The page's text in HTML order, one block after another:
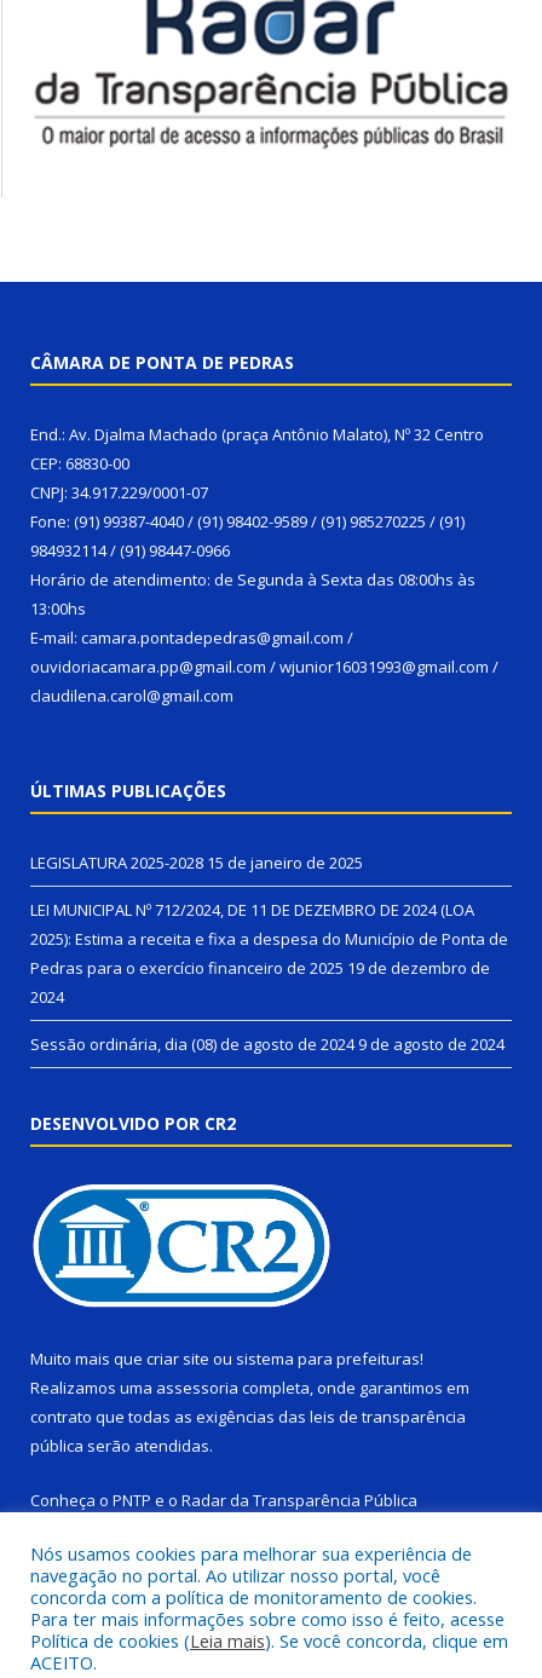
CÂMARA DE PONTA DE PEDRAS
End.: Av. Djalma Machado (praça Antônio Malato), Nº 32 Centro
CEP: 68830-00
CNPJ: 34.917.229/0001-07
Fone: (91) 99387-4040 / (91) 98402-9589 / (91) 985270225 / (91)
984932114 / (91) 98447-0966
Horário de atendimento: de Segunda à Sexta das 08:00hs às
13:00hs
E-mail: camara.pontadepedras@gmail.com /
ouvidoriacamara.pp@gmail.com / wjunior16031993@gmail.com /
claudilena.carol@gmail.com
ÚLTIMAS PUBLICAÇÕES
LEGISLATURA 2025-2028 15 de janeiro de 2025
LEI MUNICIPAL Nº 712/2024, DE 11 DE DEZEMBRO DE 2024 (LOA
2025): Estima a receita e fixa a despesa do Município de Ponta de
Pedras para o exercício financeiro de 2025 19 de dezembro de
2024
Sessão ordinária, dia (08) de agosto de 20249 de agosto de 2024
DESENVOLVIDO POR CR2
Muito mais que criar site ou sistema para prefeituras!
Realizamos uma assessoria completa, onde garantimos em
contrato que todas as exigências das leis de transparência
pública serão atendidas.
Conheça o PNTP e o Radar da Transparência Pública
Todos os direitos reservados a Câmara Municipal de Ponta de
Pedras.
Nós usamos cookies para melhorar sua experiência de
navegação no portal. Ao utilizar nosso portal, você
concorda com a política de monitoramento de cookies.
Para ter mais informações sobre como isso é feito, acesse
Política de cookies (Leia mais). Se você concorda, clique em
ACEITO.